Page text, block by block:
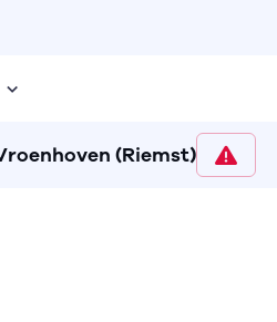
(Riemst)